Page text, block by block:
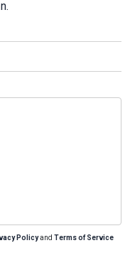
Policyand Terms of Service